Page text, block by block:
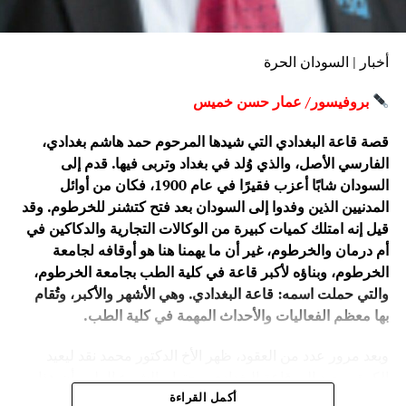
أخبار | السودان الحرة
بروفيسور/ عمار حسن خميس
قصة قاعة البغدادي التي شيدها المرحوم حمد هاشم بغدادي،
الفارسي الأصل، والذي وُلد في بغداد وتربى فيها. قدم إلى
السودان شابًا أعزب فقيرًا في عام 1900، فكان من أوائل
المدنيين الذين وفدوا إلى السودان بعد فتح كتشنر للخرطوم. وقد
قيل إنه امتلك كميات كبيرة من الوكالات التجارية والدكاكين في
أم درمان والخرطوم، غير أن ما يهمنا هنا هو أوقافه لجامعة
الخرطوم، وبناؤه لأكبر قاعة في كلية الطب بجامعة الخرطوم،
والتي حملت اسمه: قاعة البغدادي. وهي الأشهر والأكبر، وتُقام
بها معظم الفعاليات والأحداث المهمة في كلية الطب.
الطيب الحاذق هو استشاري جراحة الأوعية الدموية. فقد حفظت
أكمل القراءة